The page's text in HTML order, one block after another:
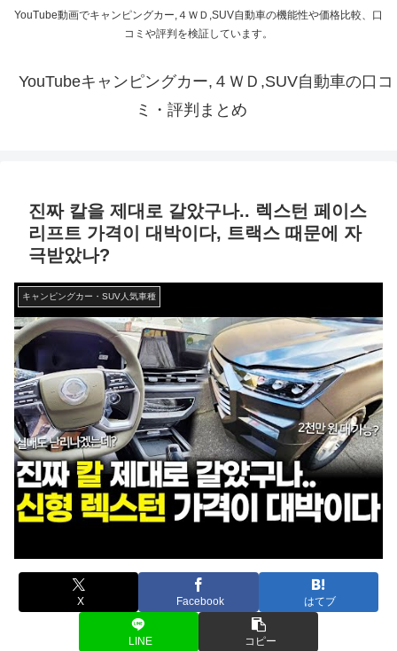
YouTube動画でキャンピングカー,４ＷＤ,SUV自動車の機能性や価格比較、口
コミや評判を検証しています。
YouTubeキャンピングカー,４ＷＤ,SUV自動車の口コ
ミ・評判まとめ
진짜 칼을 제대로 갈았구나.. 렉스턴 페이스
리프트 가격이 대박이다, 트랙스 때문에 자
극받았나?
キャンピングカー・SUV人気車種
X Facebook はてブ
LINE コピー